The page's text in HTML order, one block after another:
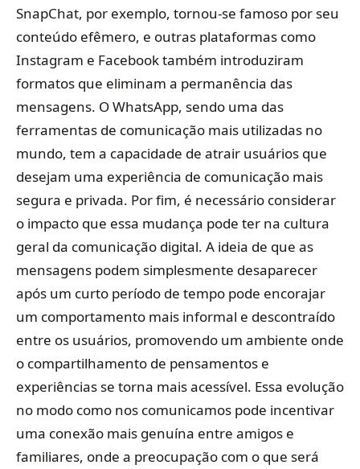
SnapChat, por exemplo, tornou-se famoso por seu
conteúdo efêmero, e outras plataformas como
Instagram e Facebook também introduziram
formatos que eliminam a permanência das
mensagens. O WhatsApp, sendo uma das
ferramentas de comunicação mais utilizadas no
mundo, tem a capacidade de atrair usuários que
desejam uma experiência de comunicação mais
segura e privada. Por fim, é necessário considerar
o impacto que essa mudança pode ter na cultura
geral da comunicação digital. A ideia de que as
mensagens podem simplesmente desaparecer
após um curto período de tempo pode encorajar
um comportamento mais informal e descontraído
entre os usuários, promovendo um ambiente onde
o compartilhamento de pensamentos e
experiências se torna mais acessível. Essa evolução
no modo como nos comunicamos pode incentivar
uma conexão mais genuína entre amigos e
familiares, onde a preocupação com o que será